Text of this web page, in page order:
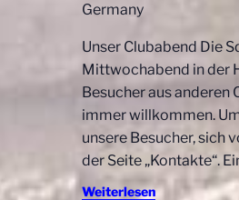
e
.
Germany
Unser Clubabend Die
Mittwochabend in der
Besucher aus anderen
immer willkommen.
unsere Besucher, sich
der Seite „Kontakte“.
Weiterlesen